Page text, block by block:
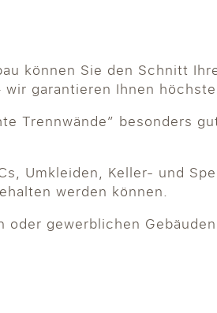
können Sie den Schnitt
garantieren Ihnen
Trennwände” besonders
Umkleiden, Keller- und
werden können.
gewerblichen